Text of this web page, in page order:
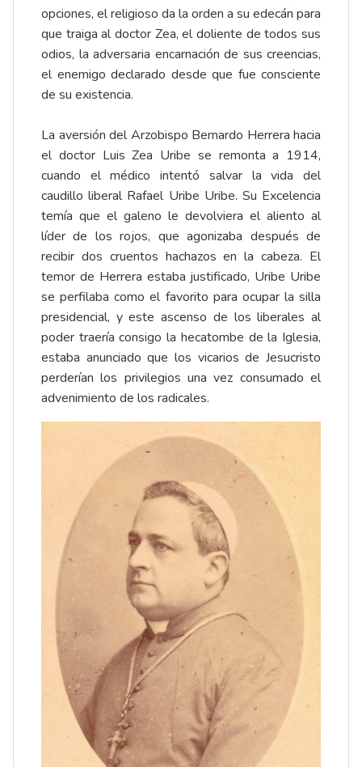
opciones, el religioso da la orden a su edecán para
que traiga al doctor Zea, el doliente de todos sus
odios, la adversaria encarnación de sus creencias,
el enemigo declarado desde que fue consciente
de su existencia.
La aversión del Arzobispo Bernardo Herrera hacia
el doctor Luis Zea Uribe se remonta a 1914,
cuando el médico intentó salvar la vida del
caudillo liberal Rafael Uribe Uribe. Su Excelencia
temía que el galeno le devolviera el aliento al
líder de los rojos, que agonizaba después de
recibir dos cruentos hachazos en la cabeza. El
temor de Herrera estaba justificado, Uribe Uribe
se perfilaba como el favorito para ocupar la silla
presidencial, y este ascenso de los liberales al
poder traería consigo la hecatombe de la Iglesia,
estaba anunciado que los vicarios de Jesucristo
perderían los privilegios una vez consumado el
advenimiento de los radicales.